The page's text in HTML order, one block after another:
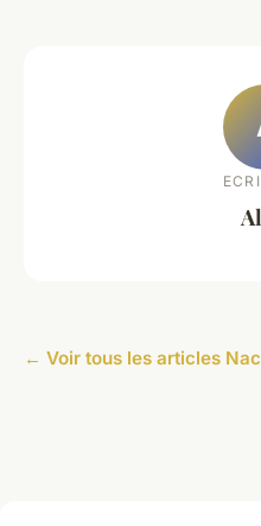
← Voir tous les articles